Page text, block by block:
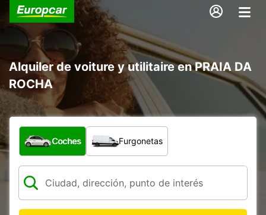
Alquiler de voiture y utilitaire en PRAIA DA
ROCHA
¿Qué tipo de vehículo?
Coches Furgonetas